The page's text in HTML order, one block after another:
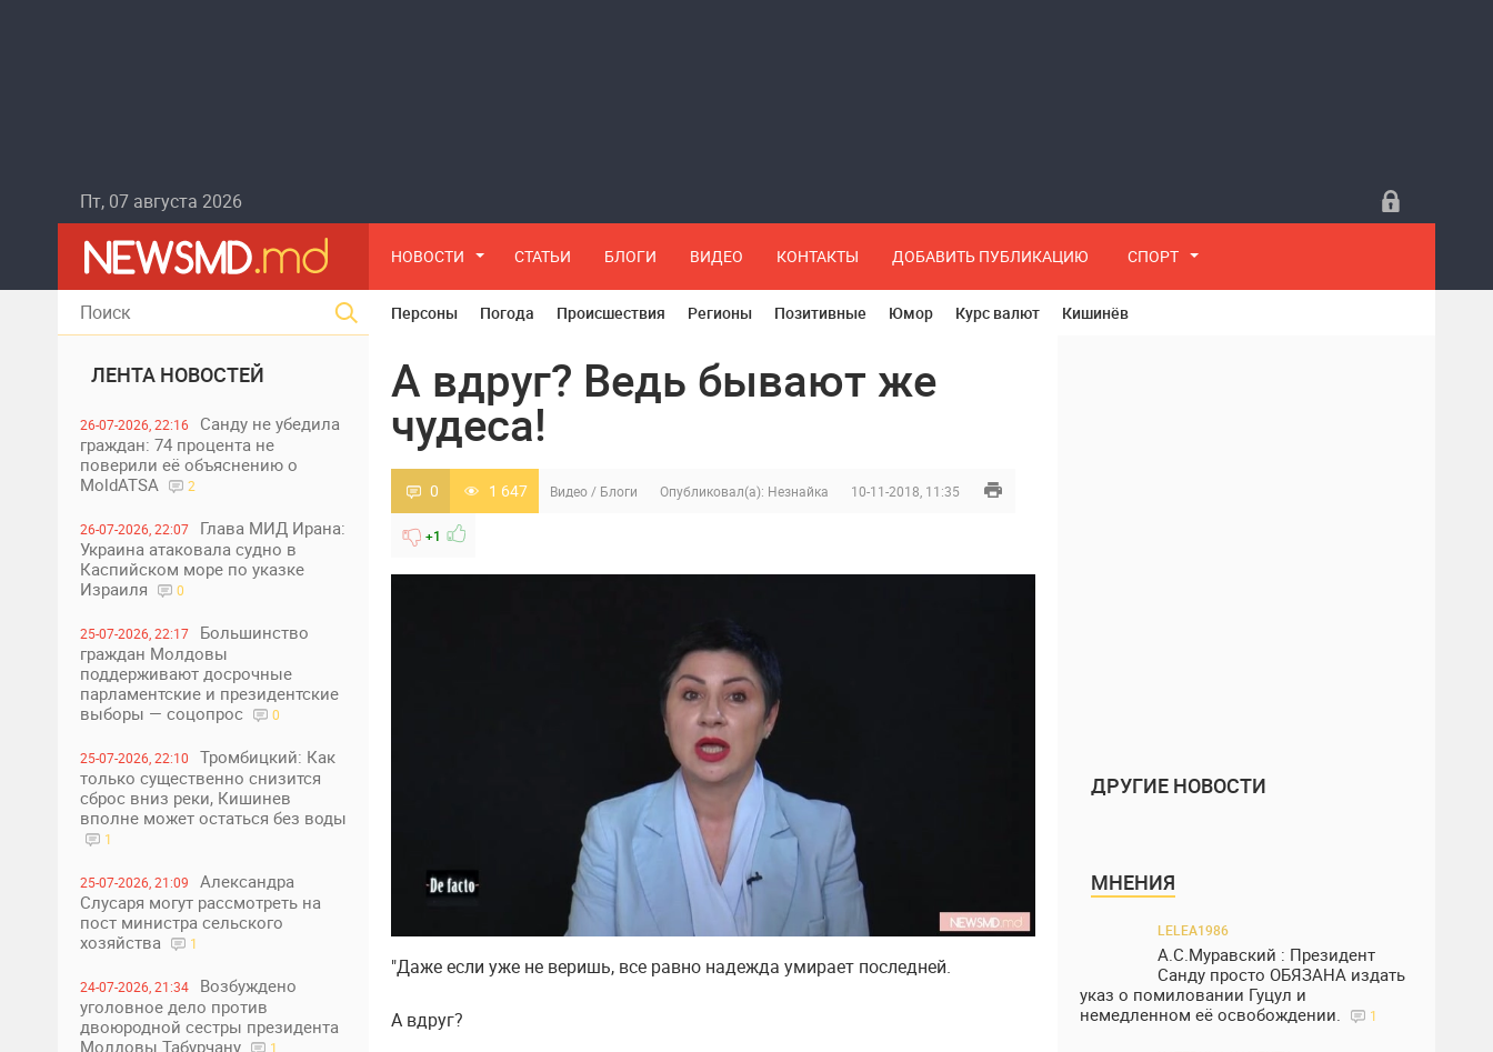
Пт, 07 августа 2026
НОВОСТИ СТАТЬИ БЛОГИ ВИДЕО КОНТАКТЫ ДОБАВИТЬ ПУБЛИКАЦИЮ СПОРТ
ЛЕНТА НОВОСТЕЙ
26-07-2026, 22:16
Санду не убедила
граждан: 74 процента не
поверили её объяснению о
MoldATSA
2
26-07-2026, 22:07
Глава МИД Ирана:
Украина атаковала судно в
Каспийском море по указке
Израиля
0
25-07-2026, 22:17
Большинство
граждан Молдовы
поддерживают досрочные
парламентские и президентские
выборы — соцопрос
0
25-07-2026, 22:10
Тромбицкий: Как
только существенно снизится
сброс вниз реки, Кишинев
вполне может остаться без воды
1
25-07-2026, 21:09
Александра
Слусаря могут рассмотреть на
пост министра сельского
хозяйства
1
24-07-2026, 21:34
Возбуждено
уголовное дело против
двоюродной сестры президента
Молдовы Табурчану
1
Персоны Погода Происшествия Регионы Позитивные Юмор Курс валют Кишинёв
А вдруг? Ведь бывают же
чудеса!
0 1 647 Видео / Блоги Опубликовал(а): Незнайка 10-11-2018, 11:35
+1
"Даже если уже не веришь, все равно надежда умирает последней.
А вдруг?
ДРУГИЕ НОВОСТИ
МНЕНИЯ
LELEA1986
А.С.Муравский : Президент
Санду просто ОБЯЗАНА издать
указ о помиловании Гуцул и
немедленном её освобождении.
1